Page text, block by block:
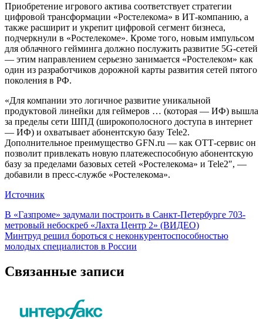
Приобретение игрового актива соответствует стратегии
цифровой трансформации «Ростелекома» в ИТ-компанию, а
также расширит и укрепит цифровой сегмент бизнеса,
подчеркнули в «Ростелекоме». Кроме того, новым импульсом
для облачного гейминга должно послужить развитие 5G-сетей
— этим направлением серьезно занимается «Ростелеком» как
один из разработчиков дорожной карты развития сетей пятого
поколения в РФ.
«Для компании это логичное развитие уникальной
продуктовой линейки для геймеров … (которая — ИФ) вышла
за пределы сети ШПД (широкополосного доступа в интернет
— ИФ) и охватывает абонентскую базу Tele2.
Дополнительное преимущество GFN.ru — как ОТТ-сервис он
позволит привлекать новую платежеспособную абонентскую
базу за пределами базовых сетей «Ростелекома» и Tele2″, —
добавили в пресс-службе «Ростелекома».
Источник
Навигация
по
записям
В «Газпроме» задумали построить в Санкт-Петербурге 703-
метровый небоскреб «Лахта Центр 2» (ВИДЕО)
Минтруд решил бороться с неконкурентоспособностью
молодых специалистов в России
Связанные записи